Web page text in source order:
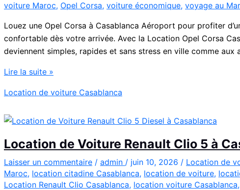
voiture Maroc, Opel Corsa, voiture économique, voyage au
Louez une Opel Corsa à Casablanca Aéroport pour profiter
confortable dès votre arrivée. Avec la Location Opel Corsa
deviennent simples, rapides et sans stress en ville comme aux
Location
Corsa
Aéroport
Location
Voiture
Casablanca
Lire la suite »
Location de voiture Casablanca
Location de Voiture Renault Clio 5 à
Laisser un commentaire / admin / juin 10, 2026 / Location de
Maroc, location citadine Casablanca, location de voiture,
Location Renault Clio Casablanca, location voiture Casablanca,